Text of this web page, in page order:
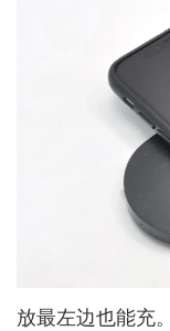
放最左边也能充。